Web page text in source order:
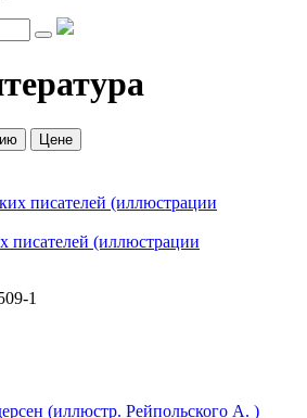
Цене
писателей (иллюстрации
1